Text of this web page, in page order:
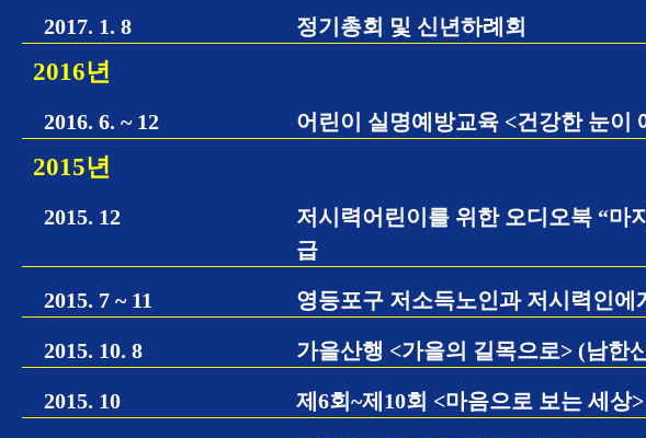
2017. 1. 8 정기총회 및 신년하례회
2016년
2016. 6. ~ 12 어린이 실명예방교육 <건강한 눈이
2015년
2015. 12
저시력어린이를 위한 오디오북 “마
급
2015. 7 ~ 11 영등포구 저소득노인과 저시력인에
2015. 10. 8 가을산행 <가을의 길목으로> (남한
2015. 10 제6회~제10회 <마음으로 보는 세상